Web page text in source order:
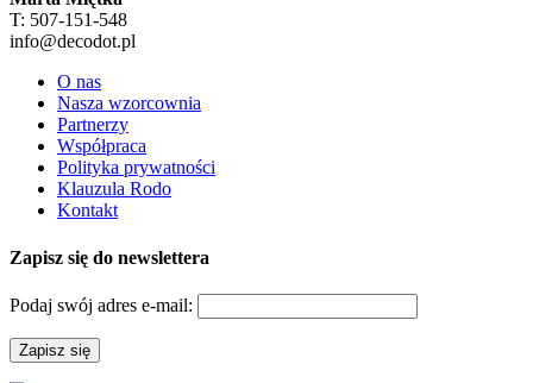
T: 507-151-548
info@decodot.pl
O nas
Nasza wzorcownia
Partnerzy
Współpraca
Polityka prywatności
Klauzula Rodo
Kontakt
Zapisz się do newslettera
Podaj swój adres e-mail: